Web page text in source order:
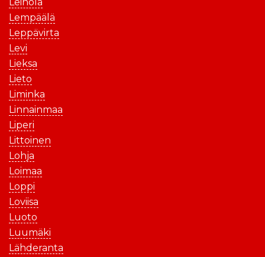
Lempäälä
Leppävirta
Levi
Lieksa
Lieto
Liminka
Linnainmaa
Liperi
Littoinen
Lohja
Loimaa
Loppi
Loviisa
Luoto
Luumäki
Lähderanta